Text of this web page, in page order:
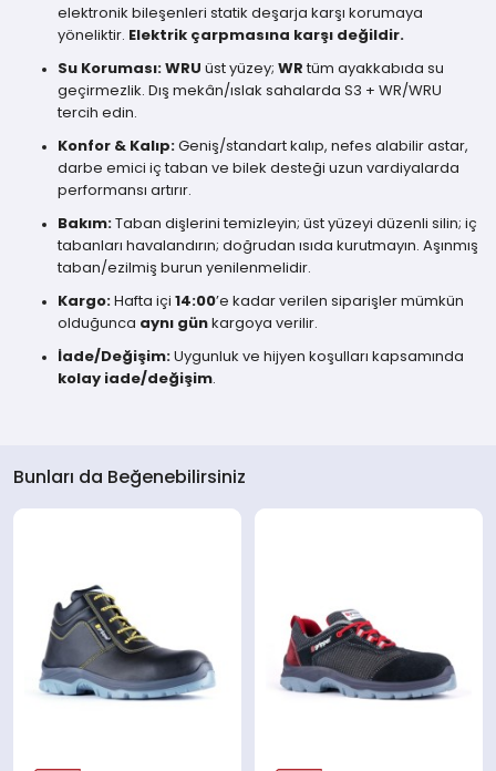
elektronik bileşenleri statik deşarja karşı korumaya
yöneliktir. Elektrik çarpmasına karşı değildir.
Su Koruması: WRU üst yüzey; WR tüm ayakkabıda su
geçirmezlik. Dış mekân/ıslak sahalarda S3 + WR/WRU
tercih edin.
Konfor & Kalıp: Geniş/standart kalıp, nefes alabilir astar,
darbe emici iç taban ve bilek desteği uzun vardiyalarda
performansı artırır.
Bakım: Taban dişlerini temizleyin; üst yüzeyi düzenli silin; iç
tabanları havalandırın; doğrudan ısıda kurutmayın. Aşınmış
taban/ezilmiş burun yenilenmelidir.
Kargo: Hafta içi 14:00’e kadar verilen siparişler mümkün
olduğunca aynı gün kargoya verilir.
İade/Değişim: Uygunluk ve hijyen koşulları kapsamında
kolay iade/değişim
Bunları da Beğenebilirsiniz